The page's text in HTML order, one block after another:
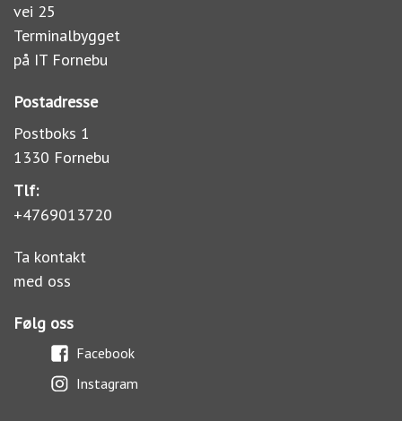
vei 25
Terminalbygget
på IT Fornebu
Postadresse
Postboks 1
1330 Fornebu
Tlf:
+4769013720
Ta kontakt
med oss
Følg oss
Facebook
Instagram